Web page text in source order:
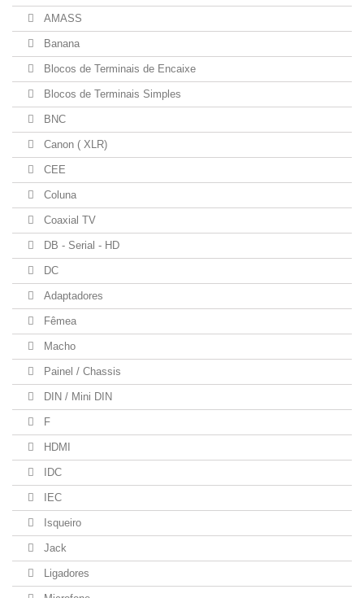
AMASS
Banana
Blocos de Terminais de Encaixe
Blocos de Terminais Simples
BNC
Canon ( XLR)
CEE
Coluna
Coaxial TV
DB - Serial - HD
DC
Adaptadores
Fêmea
Macho
Painel / Chassis
DIN / Mini DIN
F
HDMI
IDC
IEC
Isqueiro
Jack
Ligadores